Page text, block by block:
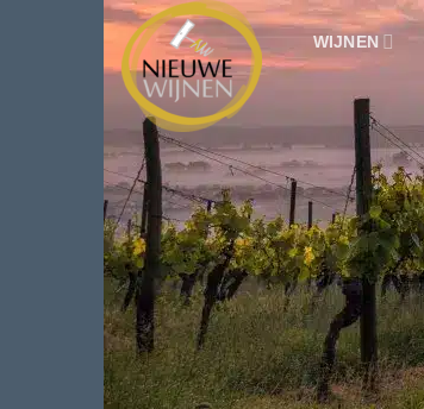
Ga
naar
inhoud
WIJNEN